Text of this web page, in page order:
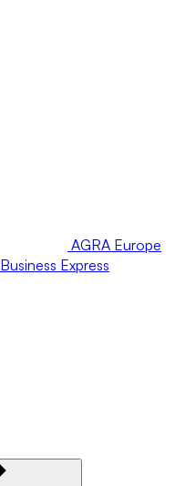
AGRA Europe
Business Express